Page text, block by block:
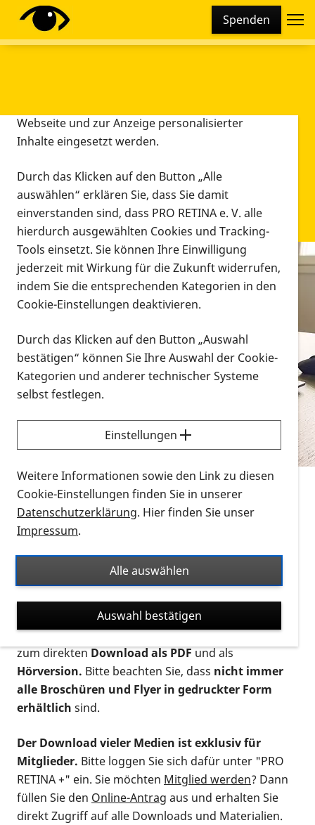
Spenden
Infomaterial
Infomaterial
Vorlesen
Alle Infomaterialien in verschiedenen
Formaten an einem Ort
Sie möchten wissen, wie Sie nach Infonmaterial
suchen und dieses bestellen bzw. herunterladen
können? Schauen Sie sich dieErklärvideos zum
Thema Infomaterial auf der PRO RETINA-Website
für blinde und sehbehinderte Menschen an.
Auf dieser Seite finden Sie sämtliches Infomaterial
Ort. Nutzen Sie den Formatfilter, um ausschließlich
nach Flyern und Broschüren, Audios oder Videos zu
suchen. Die meisten Flyer und Broschüren werden in
verschiedenen Formaten angeboten: zur
postalischen Bestellung als gedruckte Variante
zum direktenDownload als PDFund als
Hörversion. Bitte beachten Sie, dass nicht immer
alle Broschüren und Flyer in gedruckter Form
erhältlich sind.
Der Download vieler Medien ist exklusiv für
Mitglieder. Bitte loggen Sie sich dafür unter "PRO
RETINA +" ein. Sie möchten Mitglied werden? Dann
füllen Sie den Online-Antrag aus und erhalten Sie
direkt Zugriff auf alle Downloads und Materialien.
Diese Webseite setzt verschiedene Cookies und
Tracking-Tools ein. Dies beinhaltet Cookies und
Webseite und zur Anzeige personalisierter
Inhalte eingesetzt werden.
Durch das Klicken auf den Button „Alle
auswählen“ erklären Sie, dass Sie damit
einverstanden sind, dass PRO RETINA e. V. alle
hierdurch ausgewählten Cookies und Tracking-
Tools einsetzt. Sie können Ihre Einwilligung
jederzeit mit Wirkung für die Zukunft widerrufen,
indem Sie die entsprechenden Kategorien in den
Cookie-Einstellungen deaktivieren.
Durch das Klicken auf den Button „Auswahl
bestätigen“ können Sie Ihre Auswahl der Cookie-
Kategorien und anderer technischer Systeme
selbst festlegen.
Einstellungen
Weitere Informationen sowie den Link zu diesen
Cookie-Einstellungen finden Sie in unserer
Datenschutzerklärung. Hier finden Sie unser
Impressum.
Alle auswählen
Auswahl bestätigen